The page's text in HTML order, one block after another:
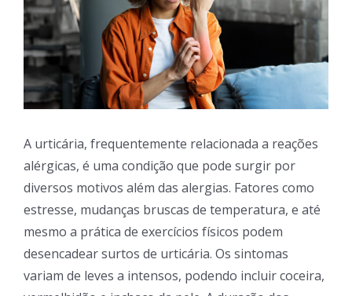
A urticária, frequentemente relacionada a reações
alérgicas, é uma condição que pode surgir por
diversos motivos além das alergias. Fatores como
estresse, mudanças bruscas de temperatura, e até
mesmo a prática de exercícios físicos podem
desencadear surtos de urticária. Os sintomas
variam de leves a intensos, podendo incluir coceira,